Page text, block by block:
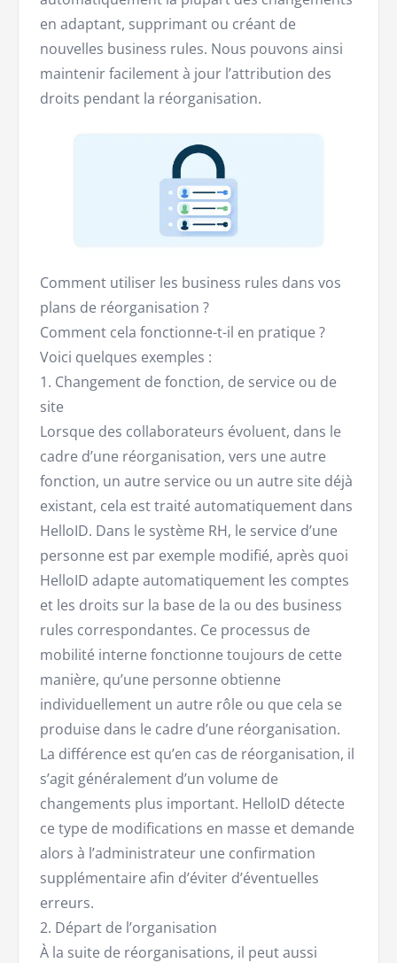
en adaptant, supprimant ou créant de
nouvelles business rules. Nous pouvons ainsi
maintenir facilement à jour l’attribution des
droits pendant la réorganisation.
Comment utiliser les business rules dans vos
plans de réorganisation ?
Comment cela fonctionne-t-il en pratique ?
Voici quelques exemples :
1. Changement de fonction, de service ou de
site
Lorsque des collaborateurs évoluent, dans le
cadre d’une réorganisation, vers une autre
fonction, un autre service ou un autre site déjà
existant, cela est traité automatiquement dans
HelloID. Dans le système RH, le service d’une
personne est par exemple modifié, après quoi
HelloID adapte automatiquement les comptes
et les droits sur la base de la ou des business
rules correspondantes. Ce processus de
mobilité interne fonctionne toujours de cette
manière, qu’une personne obtienne
individuellement un autre rôle ou que cela se
produise dans le cadre d’une réorganisation.
La différence est qu’en cas de réorganisation, il
s’agit généralement d’un volume de
changements plus important. HelloID détecte
ce type de modifications en masse et demande
alors à l’administrateur une confirmation
supplémentaire afin d’éviter d’éventuelles
erreurs.
2. Départ de l’organisation
À la suite de réorganisations, il peut aussi